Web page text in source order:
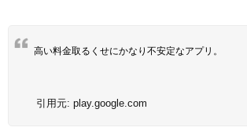
高い料金取るくせにかなり不安定なアプリ。
引用元: play.google.com